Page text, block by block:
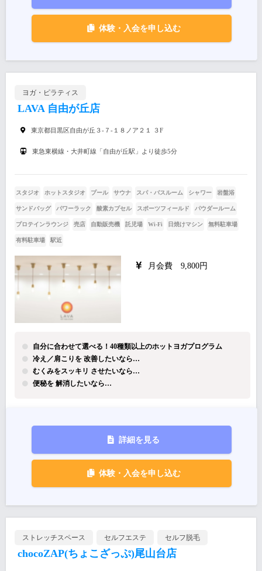
体験・入会を申し込む
ヨガ・ピラティス
LAVA 自由が丘店
東京都目黒区自由が丘３-７-１８ノア２１ ３F
東急東横線・大井町線「自由が丘駅」より徒歩5分
スタジオ ホットスタジオ プール サウナ スパ・バスルーム シャワー 岩盤浴
サンドバッグ パワーラック 酸素カプセル スポーツフィールド パウダールーム
プロテインラウンジ 売店 自動販売機 託児場 Wi-Fi 日焼けマシン 無料駐車場
有料駐車場 駅近
月会費 9,800円
自分に合わせて選べる！40種類以上のホットヨガプログラム
冷え／肩こりを 改善したいなら…
むくみをスッキリ させたいなら…
便秘を 解消したいなら…
詳細を見る
体験・入会を申し込む
ストレッチスペース セルフエステ セルフ脱毛
chocoZAP(ちょこざっぷ)尾山台店